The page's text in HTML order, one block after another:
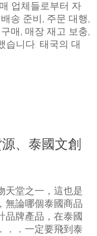
업체들로부터 자
송 준비, 주문 대행,
매, 매장 재고 보충,
습니다. 태국의 대
、泰國文創
天堂之一，這也是
無論哪個泰國商品
品牌產品，在泰國
．．一定要飛到泰